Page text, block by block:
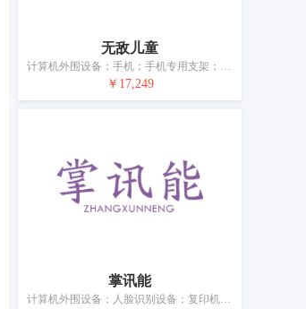
无敌儿童
计算机外围设备；手机；手机专用支架；便携式多媒体播放器；麦克风支架；摄影器具包；照相机；电影胶片剪辑设备；眼镜；电池
￥17,249
掌讯能
计算机外围设备；人脸识别设备；复印机（照相、静电、热）；手机；手机壳；扬声器音箱；耳机；电源材料（电线、电缆）；眼镜；移动电源（可充电电池）